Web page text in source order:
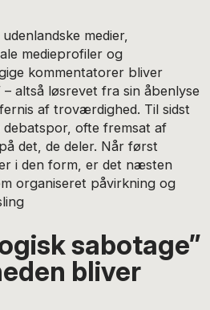
medier,
medieprofiler og
kommentatorer bliver
– altså løsrevet fra sin åbenlyse
af troværdighed. Til sidst
ofte fremsat af
det, de deler. Når først
i den form, er det næsten
organiseret påvirkning og
sabotage”
bliver